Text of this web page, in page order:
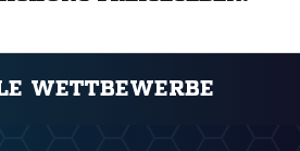
WETTBEWERBE